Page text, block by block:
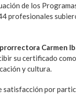
de los
profesionales
prorrectora Carmen
su certificado
y cultura.
satisfacción por